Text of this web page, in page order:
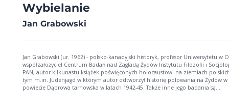
Wybielanie
Jan Grabowski
Jan Grabowski (ur. 1962) - polsko-kanadyjski historyk, profesor Uniwersytetu w
współzałożyciel Centrum Badań nad Zagładą Żydów Instytutu Filozofii i
PAN, autor kilkunastu książek poświęconych holocaustowi na ziemiach
tym m.in. Judenjagd w którym autor odtworzył historię polowania na Żydów w
powiecie Dąbrowa tarnowska w latach 1942-45. Także inne jego badania są